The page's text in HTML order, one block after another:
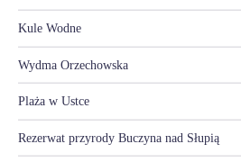
Kule Wodne
Wydma Orzechowska
Plaża w Ustce
Rezerwat przyrody Buczyna nad Słupią